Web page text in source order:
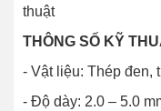
thuật
THÔNG SỐ KỸ
- Vật liệu: Thép đen,
- Độ dày: 2.0 – 5.0